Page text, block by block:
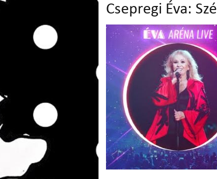
Csepregi Éva: